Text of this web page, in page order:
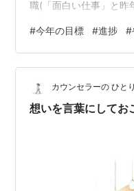
職(「面白い仕事」と昨
居が高いので、数値の
て旅行(毎年書いてます
ない(断る勇気をもつ)
使う、衝動買いしない
く歩く)
#今年の目標 #進捗 #
カウンセラーの ひと
想いを言葉にしてお